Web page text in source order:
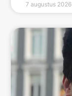
7 augustus 2026